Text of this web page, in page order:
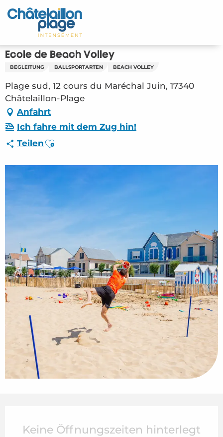
Aller
au
principal
Startseite - DE
Entdecken Sie
Aktivitäten
Zu leben
Treffpunkt
Ihr Aufenthalt - DE
ASC – Ecole de Beach Volley (Châtelaillon-
Ecole de Beach Volley
BEGLEITUNG BALLSPORTARTEN BEACH VOLLEY
Plage sud, 12 cours du Maréchal Juin, 17340
Châtelaillon-Plage
Anfahrt
Ich fahre mit dem Zug hin!
Teilen Ajouter aux favoris
Keine Öffnungszeiten hinterlegt